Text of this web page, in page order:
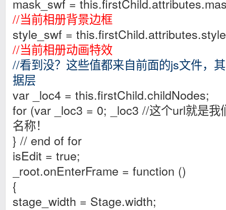
mask_swf =
//当前相册背景边框
style_swf =
//当前相册动画特效
//看到没？这些值都来自前面的js文件，
据层
var _loc4 = this.firstChild.childNodes;
for (var _loc3 = 0; _loc3 //这个url就是我
名称！
} // end of for
isEdit = true;
_root.onEnterFrame = function ()
{
stage_width = Stage.width;